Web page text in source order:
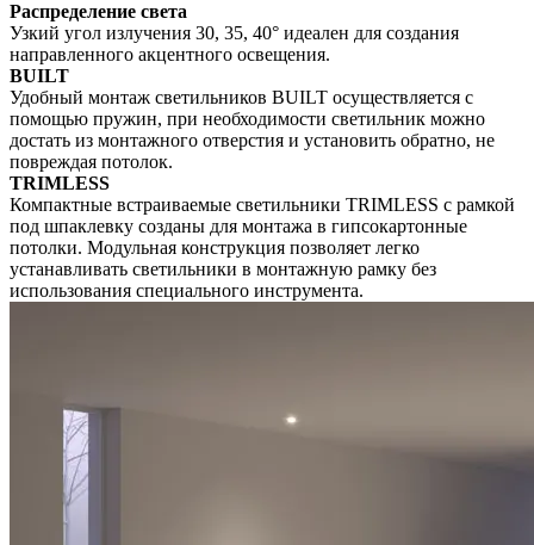
Распределение света
Узкий угол излучения 30, 35, 40° идеален для создания
направленного акцентного освещения.
BUILT
Удобный монтаж светильников BUILT осуществляется с
помощью пружин, при необходимости светильник можно
достать из монтажного отверстия и установить обратно, не
повреждая потолок.
TRIMLESS
Компактные встраиваемые светильники TRIMLESS с рамкой
под шпаклевку созданы для монтажа в гипсокартонные
потолки. Модульная конструкция позволяет легко
устанавливать светильники в монтажную рамку без
использования специального инструмента.